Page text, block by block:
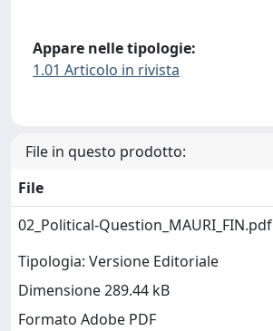
Appare nelle tipologie:
1.01 Articolo in rivista
File in questo prodotto:
File
02_Political-Question_MAURI_FIN.pdf
Tipologia: Versione Editoriale
Dimensione 289.44 kB
Formato Adobe PDF